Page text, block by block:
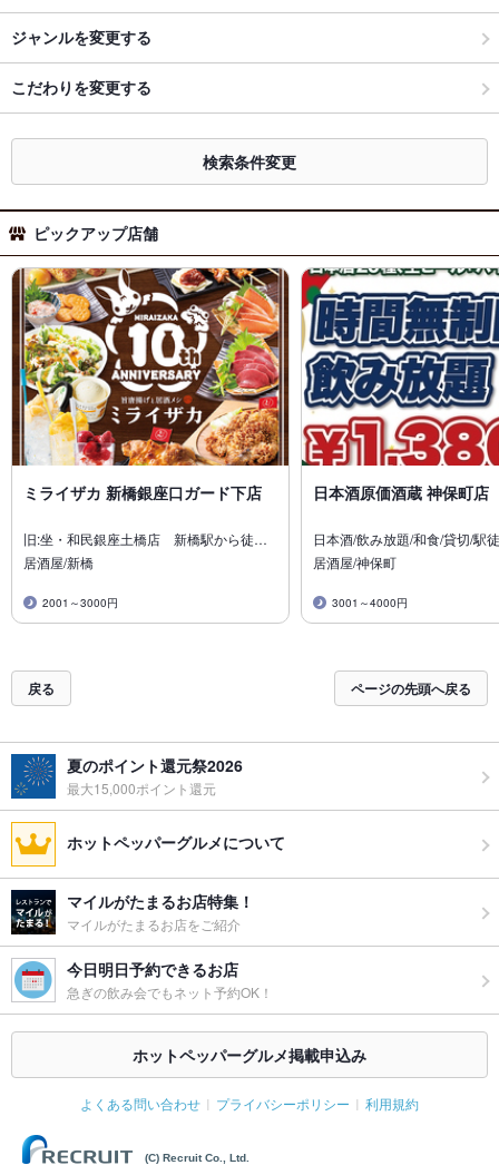
ジャンルを変更する
こだわりを変更する
検索条件変更
ピックアップ店舗
ミライザカ 新橋銀座口ガード下店
旧:坐・和民銀座土橋店 新橋駅から徒…
居酒屋/新橋
2001～3000円
日本酒原価酒蔵 神保町店
日本酒/飲み放題/和食/貸切/駅
居酒屋/神保町
3001～4000円
戻る ページの先頭へ戻る
夏のポイント還元祭2026
最大15,000ポイント還元
ホットペッパーグルメについて
マイルがたまるお店特集！
マイルがたまるお店をご紹介
今日明日予約できるお店
急ぎの飲み会でもネット予約OK！
ホットペッパーグルメ掲載申込み
よくある問い合わせ プライバシーポリシー 利用規約
(C) Recruit Co., Ltd.